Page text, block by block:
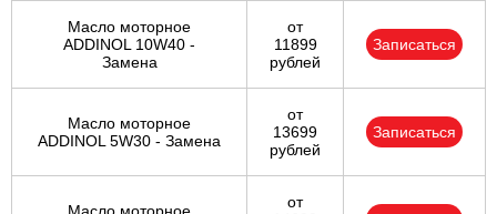
Масло моторное
ADDINOL 10W40 -
Замена
от
11899
рублей
Записаться
Масло моторное
ADDINOL 5W30 - Замена
от
13699
рублей
Записаться
от